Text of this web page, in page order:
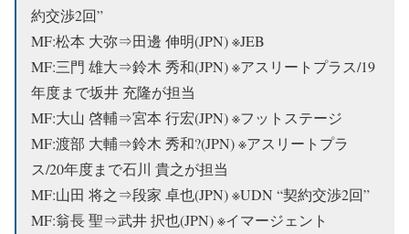
約交渉2回”
MF:松本 大弥⇒田邊 伸明(JPN) ※JEB
MF:三門 雄大⇒鈴木 秀和(JPN) ※アスリートプラス/19
年度まで坂井 充隆が担当
MF:大山 啓輔⇒宮本 行宏(JPN) ※フットステージ
MF:渡部 大輔⇒鈴木 秀和?(JPN) ※アスリートプラ
ス/20年度まで石川 貴之が担当
MF:山田 将之⇒段家 卓也(JPN) ※UDN “契約交渉2回”
MF:翁長 聖⇒武井 択也(JPN) ※イマージェント